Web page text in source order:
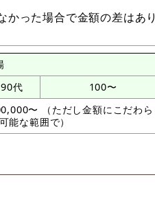
った場合で金額の差はあり
90代
100〜
〜 （ただし金額にこだわら
能な範囲で）